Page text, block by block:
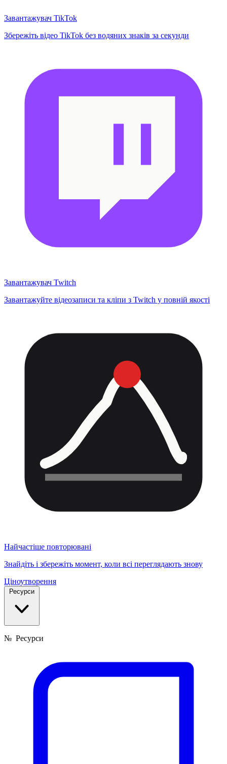
Завантажувач TikTok
Збережіть відео TikTok без водяних знаків за секунди
Завантажувач Twitch
Завантажуйте відеозаписи та кліпи з Twitch у повній якості
Найчастіше повторювані
Знайдіть і збережіть момент, коли всі переглядають знову
Ціноутворення
Ресурси
№ Ресурси